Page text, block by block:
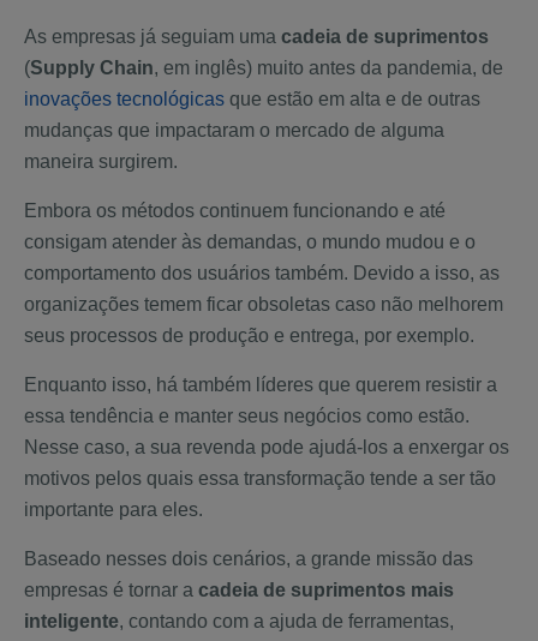
As empresas já seguiam uma cadeia de suprimentos
(Supply Chain, em inglês) muito antes da pandemia, de
inovações tecnológicas que estão em alta e de outras
mudanças que impactaram o mercado de alguma
maneira surgirem.
Embora os métodos continuem funcionando e até
consigam atender às demandas, o mundo mudou e o
comportamento dos usuários também. Devido a isso, as
organizações temem ficar obsoletas caso não melhorem
seus processos de produção e entrega, por exemplo.
Enquanto isso, há também líderes que querem resistir a
essa tendência e manter seus negócios como estão.
Nesse caso, a sua revenda pode ajudá-los a enxergar os
motivos pelos quais essa transformação tende a ser tão
importante para eles.
Baseado nesses dois cenários, a grande missão das
empresas é tornar a cadeia de suprimentos mais
inteligente, contando com a ajuda de ferramentas,